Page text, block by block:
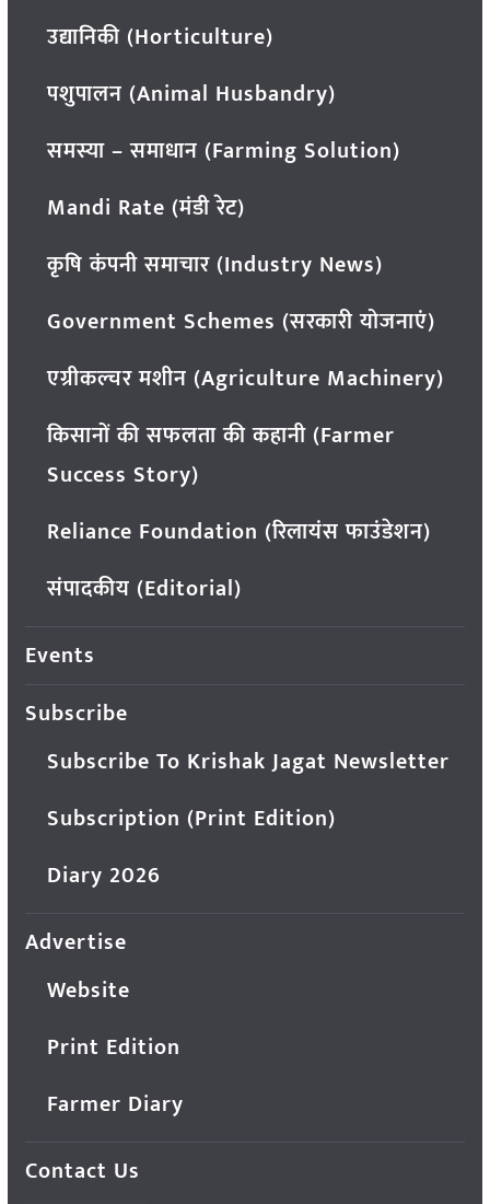
उद्यानिकी (Horticulture)
पशुपालन (Animal Husbandry)
समस्या – समाधान (Farming Solution)
Mandi Rate (मंडी रेट)
कृषि कंपनी समाचार (Industry News)
Government Schemes (सरकारी योजनाएं)
एग्रीकल्चर मशीन (Agriculture Machinery)
किसानों की सफलता की कहानी (Farmer
Success Story)
Reliance Foundation (रिलायंस फाउंडेशन)
संपादकीय (Editorial)
Events
Subscribe
Subscribe To Krishak Jagat Newsletter
Subscription (Print Edition)
Diary 2026
Advertise
Website
Print Edition
Farmer Diary
Contact Us